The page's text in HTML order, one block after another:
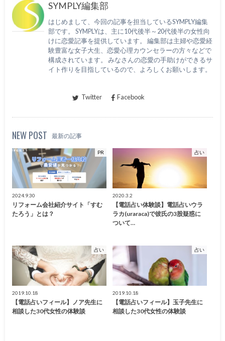
SYMPLY編集部
はじめまして、今回の記事を担当しているSYMPLY編集
部です。 SYMPLYは、主に10代後半～20代後半の女性向
けに恋愛記事を提供しています。 編集部は主婦や恋愛経
験豊富な女子大生、恋愛心理カウンセラーの方々などで
構成されています。 みなさんの恋愛の手助けができるサ
イト作りを目指しているので、よろしくお願いします。
Twitter Facebook
NEW POST 最新の記事
PR
2024.9.30
リフォーム会社紹介サイト「すむ
たろう」とは？
占い
2020.3.2
【電話占い体験談】電話占いウラ
ラカ(uraraca)で彼氏の3股疑惑に
ついて…
占い
2019.10.18
【電話占いフィール】ノア先生に
相談した30代女性の体験談
占い
2019.10.18
【電話占いフィール】玉子先生に
相談した30代女性の体験談